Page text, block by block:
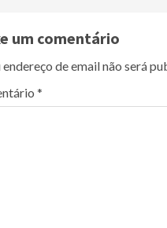
um comentário
endereço de email não será
*